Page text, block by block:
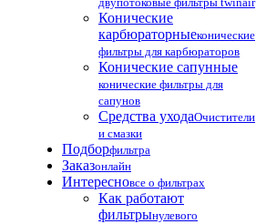
Конические
карбюраторныеконические
фильтры для карбюраторов
Конические сапунные
конические фильтры для
сапунов
Средства уходаОчистители
и смазки
Подборфильтра
Заказонлайн
Интересновсе о фильтрах
Как работают
фильтрынулевого